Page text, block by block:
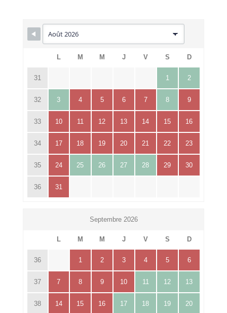
L M M J V S D
31 1 2
32 3 4 5 6 7 8 9
33 10 11 12 13 14 15 16
34 17 18 19 20 21 22 23
35 24 25 26 27 28 29 30
36 31
Septembre 2026
L M M J V S D
36 1 2 3 4 5 6
37 7 8 9 10 11 12 13
38 14 15 16 17 18 19 20